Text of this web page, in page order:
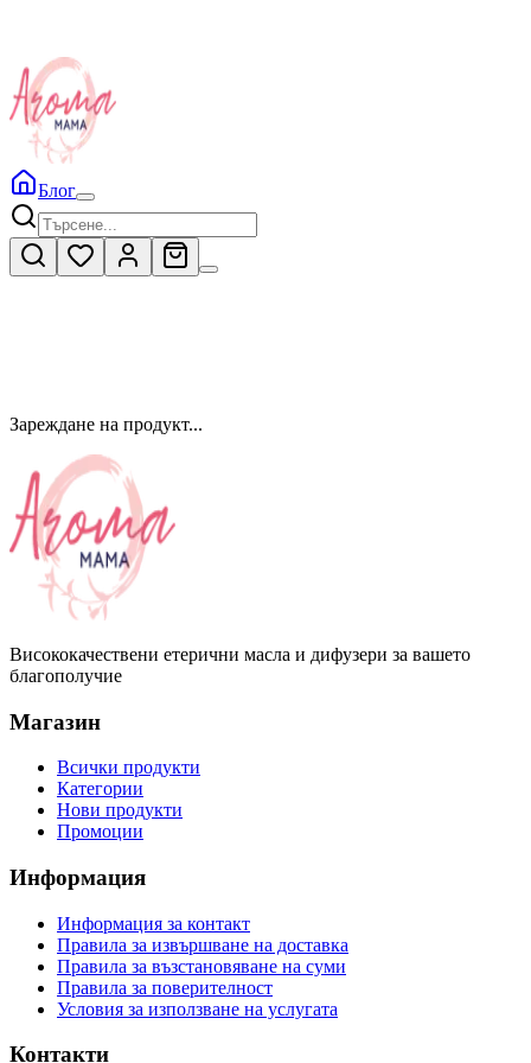
Блог
Зареждане на продукт...
Висококачествени етерични масла и дифузери за вашето
благополучие
Магазин
Всички продукти
Категории
Нови продукти
Промоции
Информация
Информация за контакт
Правила за извършване на доставка
Правила за възстановяване на суми
Правила за поверителност
Условия за използване на услугата
Контакти